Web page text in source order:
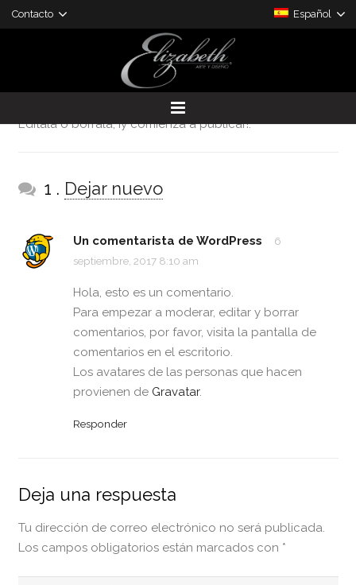
Contacto Español
¡Hola mundo!
6 septiembre, 2017 admin Sin categorizar
Bienvenido a WordPress. Esta es tu primera entrada.
Edítala o bórrala, ¡y comienza a publicar!.
1 comentario
. Dejar nuevo
Un comentarista de WordPress
6
septiembre, 2017 8:10 am
Hola, esto es un comentario.
Para empezar a moderar, editar y borrar
comentarios, por favor, visita la pantalla de
comentarios en el escritorio.
Los avatares de las personas que hacen
provienen de Gravatar.
Responder
Deja una respuesta
Tu dirección de correo electrónico no será publicada.
Los campos obligatorios están marcados con *